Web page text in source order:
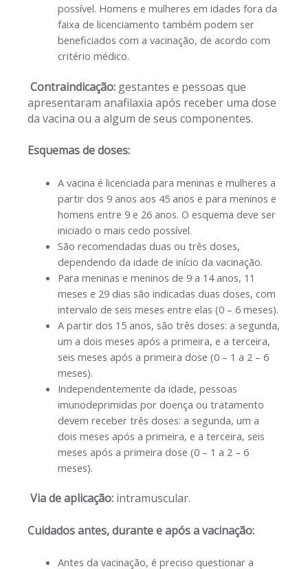
possível. Homens e mulheres em idades fora da
faixa de licenciamento também podem ser
beneficiados com a vacinação, de acordo com
critério médico.
Contraindicação: gestantes e pessoas que
apresentaram anafilaxia após receber uma dose
da vacina ou a algum de seus componentes.
Esquemas de doses:
A vacina é licenciada para meninas e mulheres a
partir dos 9 anos aos 45 anos e para meninos e
homens entre 9 e 26 anos. O esquema deve ser
iniciado o mais cedo possível.
São recomendadas duas ou três doses,
dependendo da idade de início da vacinação.
Para meninas e meninos de 9 a 14 anos, 11
meses e 29 dias são indicadas duas doses, com
intervalo de seis meses entre elas (0 – 6 meses).
A partir dos 15 anos, são três doses: a segunda,
um a dois meses após a primeira, e a terceira,
seis meses após a primeira dose (0 – 1 a 2 – 6
meses).
Independentemente da idade, pessoas
imunodeprimidas por doença ou tratamento
devem receber três doses: a segunda, um a
dois meses após a primeira, e a terceira, seis
meses após a primeira dose (0 – 1 a 2 – 6
meses).
Via de aplicação: intramuscular.
Cuidados antes, durante e após a vacinação:
Antes da vacinação, é preciso questionar a